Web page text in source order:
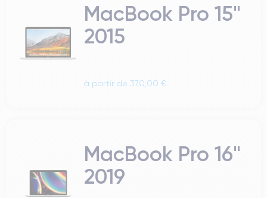
MacBook Pro 15"
2015
à partir de 370,00 €
MacBook Pro 16"
2019